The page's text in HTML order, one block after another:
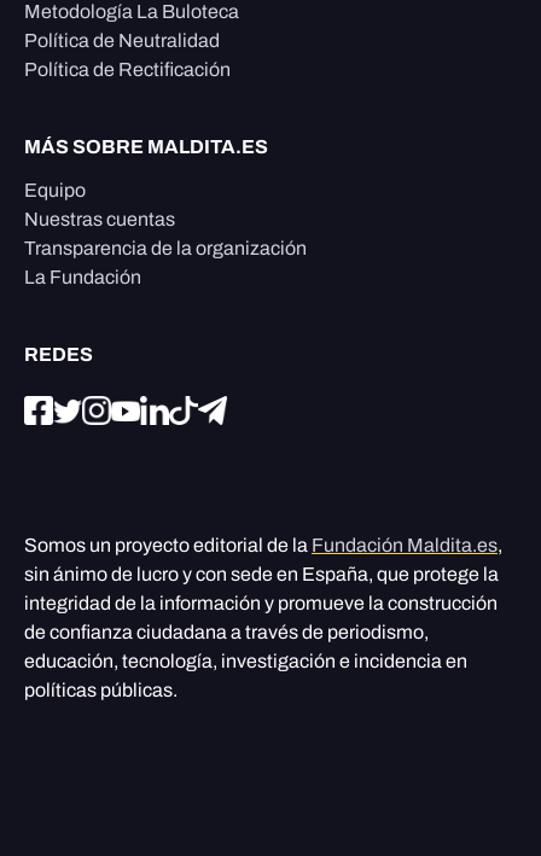
Metodología La Buloteca
Política de Neutralidad
Política de Rectificación
MÁS SOBRE MALDITA.ES
Equipo
Nuestras cuentas
Transparencia de la organización
La Fundación
REDES
Somos un proyecto editorial de la Fundación Maldita.es,
sin ánimo de lucro y con sede en España, que protege la
integridad de la información y promueve la construcción
de confianza ciudadana a través de periodismo,
educación, tecnología, investigación e incidencia en
políticas públicas.